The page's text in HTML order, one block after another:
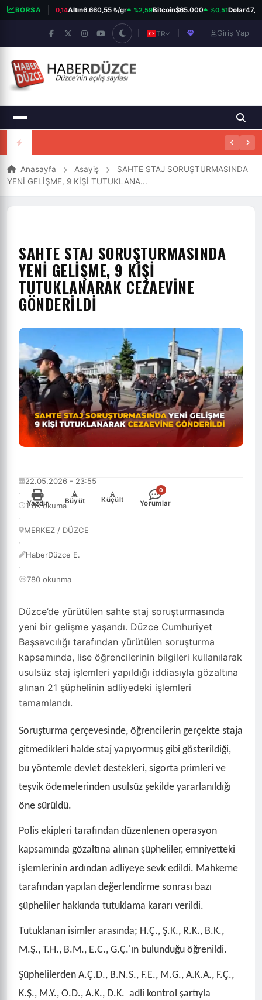
BORSA
13.779,39 %0,14Altın6.660,55 ₺/gr %2,59Bitcoin$65.000 %0,51Dolar47,74
TR Giriş Yap
Anasayfa Asayiş
SAHTE STAJ SORUŞTURMASINDA
YENİ GELİŞME, 9 KİŞİ TUTUKLANA...
SAHTE STAJ SORUŞTURMASINDA
YENİ GELİŞME, 9 KİŞİ
TUTUKLANARAK CEZAEVİNE
GÖNDERİLDİ
Düzce’de yürütülen sahte staj soruşturmasında
yeni bir gelişme yaşandı. Düzce Cumhuriyet
Başsavcılığı tarafından yürütülen soruşturma
kapsamında, lise öğrencilerinin bilgileri kullanılarak
usulsüz staj işlemleri yapıldığı iddiasıyla gözaltına
alınan 21 şüphelinin adliyedeki işlemleri
tamamlandı.
22.05.2026 - 23:55
·
1 dk okuma
·
MERKEZ / DÜZCE
·
HaberDüzce E.
·
780 okunma
Yazdır
+
Büyüt
-
Küçült
0
Yorumlar
Soruşturma çerçevesinde, öğrencilerin gerçekte staja
gitmedikleri halde staj yapıyormuş gibi gösterildiği,
bu yöntemle devlet destekleri, sigorta primleri ve
teşvik ödemelerinden usulsüz şekilde yararlanıldığı
öne sürüldü.
Polis ekipleri tarafından düzenlenen operasyon
kapsamında gözaltına alınan şüpheliler, emniyetteki
işlemlerinin ardından adliyeye sevk edildi. Mahkeme
tarafından yapılan değerlendirme sonrası bazı
şüpheliler hakkında tutuklama kararı verildi.
Tutuklanan isimler arasında; H.Ç., Ş.K., R.K., B.K.,
M.Ş., T.H., B.M., E.C., G.Ç.'ın bulunduğu öğrenildi.
Şüphelilerden A.Ç.D., B.N.S., F.E., M.G., A.K.A., F.Ç.,
K.Ş., M.Y., O.D., A.K., D.K. adli kontrol şartıyla